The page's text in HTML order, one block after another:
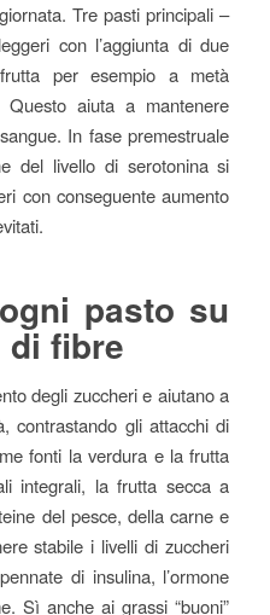
Tre pasti principali –
con l’aggiunta di due
per esempio a metà
aiuta a mantenere
In fase premestruale
del livello di serotonina si
con conseguente aumento
pasto su
fibre
degli zuccheri e aiutano a
contrastando gli attacchi di
fonti la verdura e la frutta
integrali, la frutta secca a
del pesce, della carne e
stabile i livelli di zuccheri
di insulina, l’ormone
Sì anche ai grassi “buoni”